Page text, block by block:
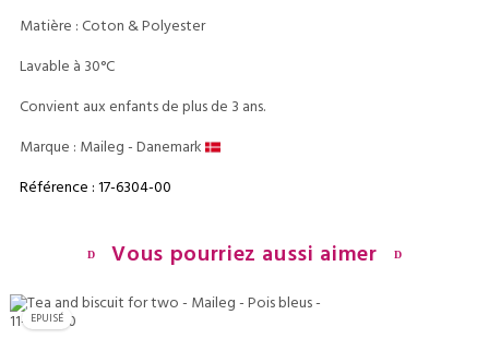
Matière : Coton & Polyester
Lavable à 30°C
Convient aux enfants de plus de 3 ans.
Marque : Maileg - Danemark
Référence : 17-6304-00
Vous pourriez aussi aimer
EPUISÉ